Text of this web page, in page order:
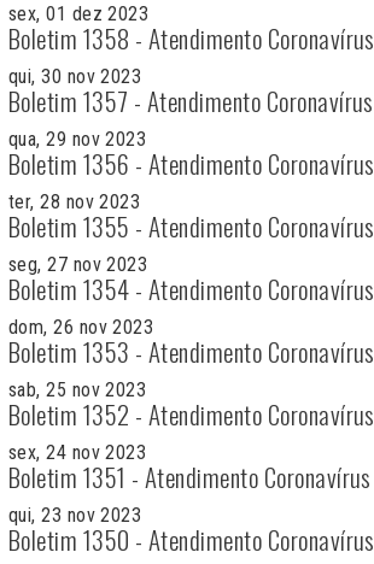
sex, 01 dez 2023
Boletim 1358 - Atendimento Coronavírus
qui, 30 nov 2023
Boletim 1357 - Atendimento Coronavírus
qua, 29 nov 2023
Boletim 1356 - Atendimento Coronavírus
ter, 28 nov 2023
Boletim 1355 - Atendimento Coronavírus
seg, 27 nov 2023
Boletim 1354 - Atendimento Coronavírus
dom, 26 nov 2023
Boletim 1353 - Atendimento Coronavírus
sab, 25 nov 2023
Boletim 1352 - Atendimento Coronavírus
sex, 24 nov 2023
Boletim 1351 - Atendimento Coronavírus
qui, 23 nov 2023
Boletim 1350 - Atendimento Coronavírus